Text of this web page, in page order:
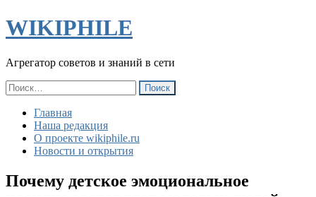
WIKIPHILE
Агрегатор советов и знаний в сети
Найти:
Главная
Наша редакция
О проекте wikiphile.ru
Новости и открытия
Почему детское эмоциональное